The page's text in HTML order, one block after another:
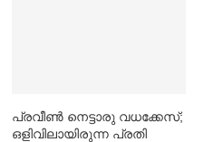
പ്രവീൺ നെട്ടാരു വധക്കേസ്;
ഒളിവിലായിരുന്ന പ്രതി